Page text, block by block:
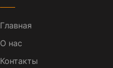
Главная
О нас
Контакты